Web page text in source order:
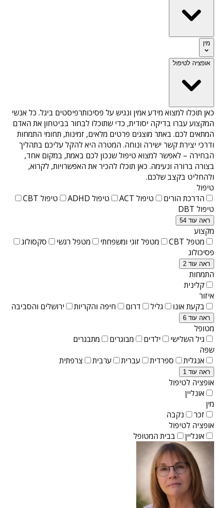
מין
אופציה לטיפול
כאן תוכלו למצוא מידע אמין ונגיש על פסיכותרפיסטים ביגל. כל אנשי
המקצוע עברו בדיקה יסודית, כדי שתוכלו לבחור בביטחון את האדם
המתאים לכם. באתר מוצגים פרטים מלאים, זמינות, תחומי התמחות
ודרכי יצירת קשר ישירה ונוחה. המטרה היא להקל עליכם בתהליך
הבחירה – לאפשר למצוא טיפול שנכון לכם באמת, במקום אחד,
בצורה ברורה ונעימה. כאן תוכלו להכיר את האפשרויות, לקרוא,
ולהחליט בקצב שלכם.
טיפול
הדרכת הורים
טיפול ACT טיפול ADHD
טיפול CBT
טיפול DBT
ראה עוד 54
מקצוע
מטפל CBT
מטפל זוגי ומשפחתי מטפל רגשי
סקסולוג
פסיכולוג
ראה עוד 2
התמחות
קלינית
איזור
בקעת אונו
גליל דרום חיפה והקריות ירושלים והסביבה
ראה עוד 6
מטופל
גיל השלישי
ילדים מבוגרים
מתבגרים
שפה
אנגלית
ספרדית עברית ערבית צרפתית
ראה עוד 1
אופציה לטיפול
אונליין
מין
זכר
נקבה
אופציה לטיפול
אונליין
בבית המטופל